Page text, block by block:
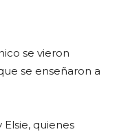
se vieron
se enseñaron a
Elsie, quienes